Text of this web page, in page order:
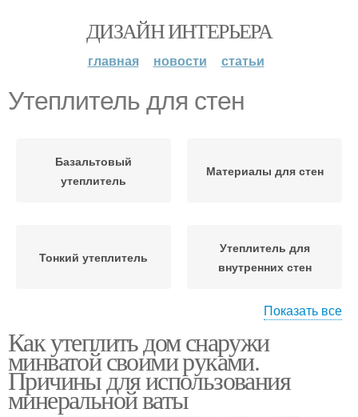
ДИЗАЙН ИНТЕРЬЕРА
главная новости статьи
Утеплитель для стен
Базальтовый
утеплитель
Материалы для стен
Тонкий утеплитель
Утеплитель для
внутренних стен
пенополистерола
Показать все
Как утеплить дом снаружи
минватой своими руками.
Причины для использования
минеральной ваты